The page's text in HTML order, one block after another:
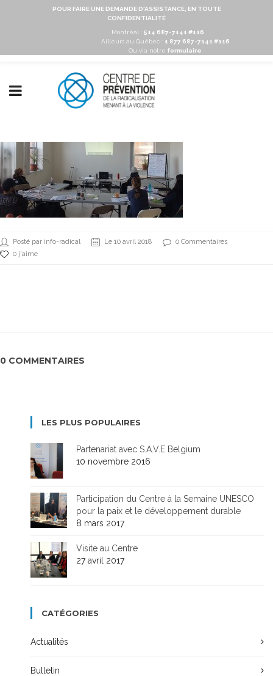
POUR FAIRE UNE DEMANDE D'ASSISTANCE, EN TOUTE
CONFIDENTIALITÉ
Montréal : 514 687-7141 #116
Ailleurs au Québec :
1 877 687-7141 #116
Ou via notre formulaire
Posté par info-radical Le 10 avril 2018
0 Commentaires
0 j'aime
0 COMMENTAIRES
LES PLUS POPULAIRES
Partenariat avec S.A.V.E Belgium
10 novembre 2016
Participation du Centre à la Semaine UNESCO
pour la paix et le développement durable
8 mars 2017
Visite au Centre
27 avril 2017
CATÉGORIES
Actualités
Bulletin